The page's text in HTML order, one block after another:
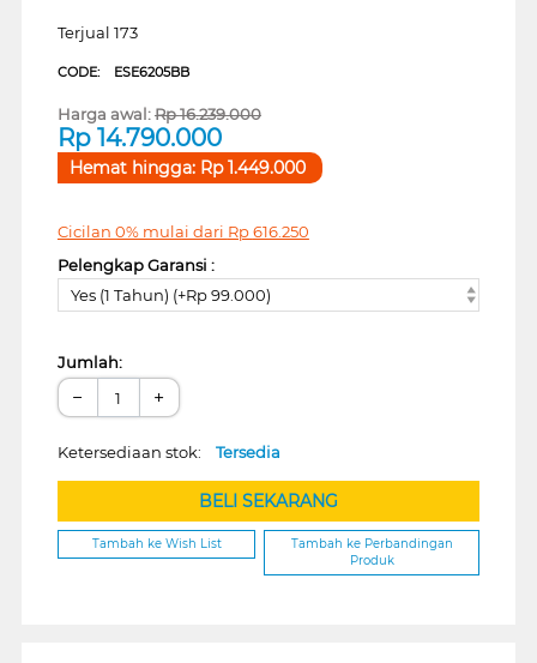
Terjual 173
CODE: ESE6205BB
Harga awal:Rp16.239.000
Rp 14.790.000
Hemat hingga: Rp1.449.000
Cicilan 0% mulai dari Rp616.250
Pelengkap Garansi :
Yes (1 Tahun) (+Rp 99.000)
Jumlah:
− +
Ketersediaan stok: Tersedia
BELI SEKARANG
Tambah ke Wish List
Tambah ke Perbandingan
Produk